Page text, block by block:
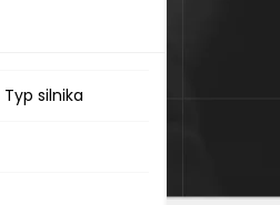
Typ silnika